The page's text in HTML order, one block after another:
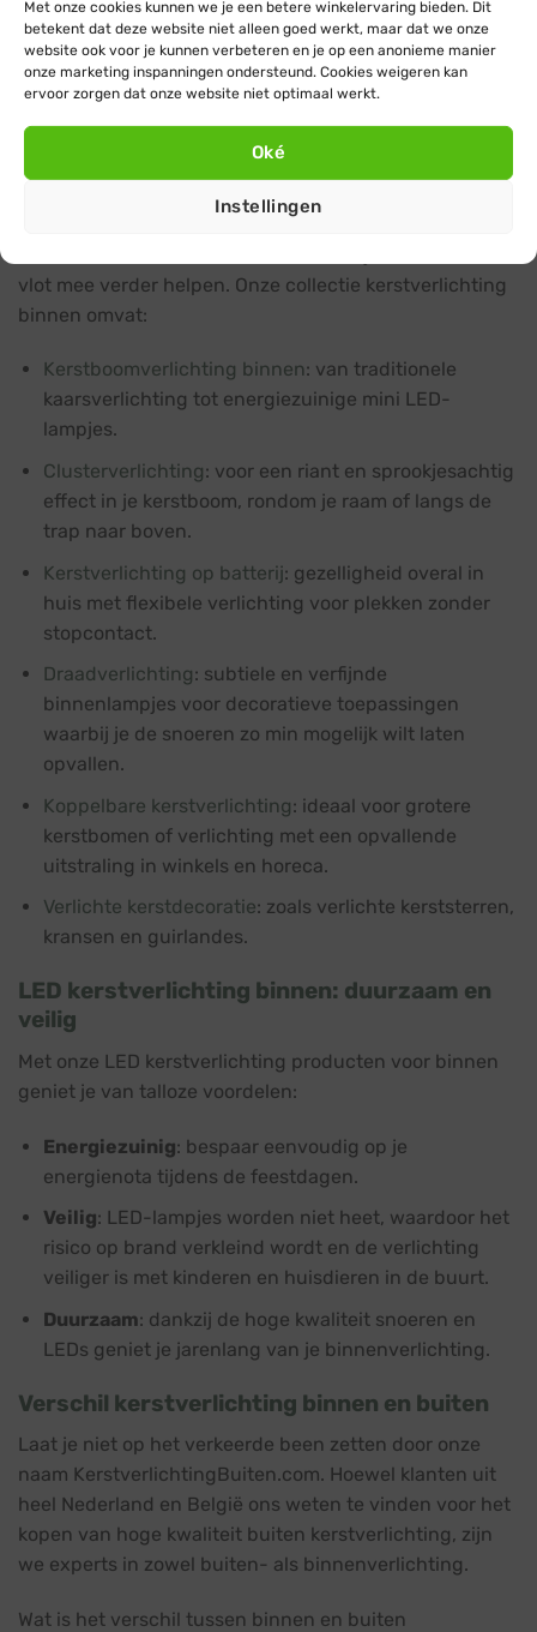
Met onze cookies kunnen we je een betere winkelervaring bieden. Dit
betekent dat deze website niet alleen goed werkt, maar dat we onze
website ook voor je kunnen verbeteren en je op een anonieme manier
onze marketing inspanningen ondersteund. Cookies weigeren kan
ervoor zorgen dat onze website niet optimaal werkt.
Oké
Instellingen
je precies wat je nodig hebt om je woonruimte en
kerstboom stijlvol te versieren met energiezuinige
lichtjes.
Van kerstboomverlichting tot
raamverlichting en kerstkransen
Of je nu op zoek bent naar mooie kerstboomverlichting,
raamverlichting of prachtig verlicht kerstgroen en
vlot mee verder helpen. Onze collectie kerstverlichting
binnen omvat:
Kerstboomverlichting binnen: van traditionele
kaarsverlichting tot energiezuinige mini LED-
lampjes.
Clusterverlichting: voor een riant en sprookjesachtig
effect in je kerstboom, rondom je raam of langs de
trap naar boven.
Kerstverlichting op batterij: gezelligheid overal in
huis met flexibele verlichting voor plekken zonder
stopcontact.
Draadverlichting: subtiele en verfijnde
binnenlampjes voor decoratieve toepassingen
waarbij je de snoeren zo min mogelijk wilt laten
opvallen.
Koppelbare kerstverlichting: ideaal voor grotere
kerstbomen of verlichting met een opvallende
uitstraling in winkels en horeca.
Verlichte kerstdecoratie: zoals verlichte kerststerren,
kransen en guirlandes.
LED kerstverlichting binnen: duurzaam en
veilig
Met onze LED kerstverlichting producten voor binnen
geniet je van talloze voordelen:
Energiezuinig: bespaar eenvoudig op je
energienota tijdens de feestdagen.
Veilig: LED-lampjes worden niet heet, waardoor het
risico op brand verkleind wordt en de verlichting
veiliger is met kinderen en huisdieren in de buurt.
Duurzaam: dankzij de hoge kwaliteit snoeren en
LEDs geniet je jarenlang van je binnenverlichting.
Verschil kerstverlichting binnen en buiten
Laat je niet op het verkeerde been zetten door onze
naam KerstverlichtingBuiten.com. Hoewel klanten uit
heel Nederland en België ons weten te vinden voor het
kopen van hoge kwaliteit buiten kerstverlichting, zijn
we experts in zowel buiten- als binnenverlichting.
Wat is het verschil tussen binnen en buiten